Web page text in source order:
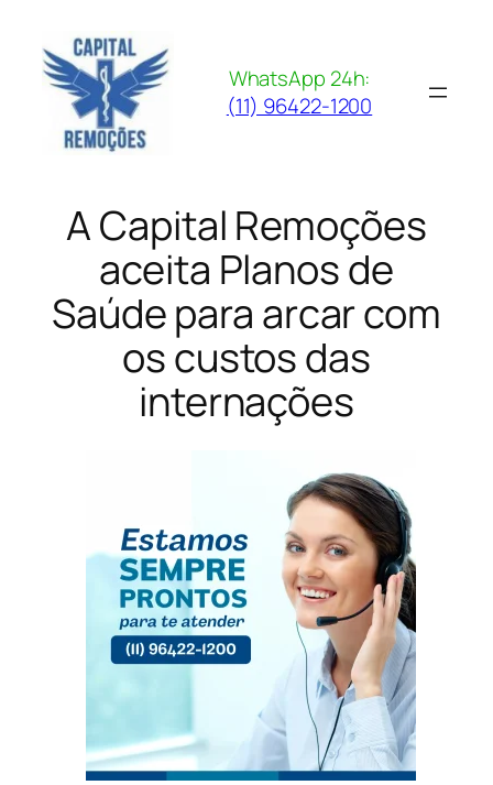
para
conteúdo
WhatsApp 24h:
(11) 96422-1200
A Capital Remoções
aceita Planos de
Saúde para arcar com
os custos das
internações